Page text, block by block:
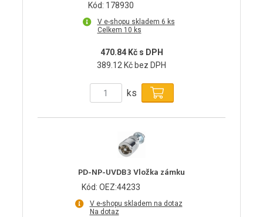
Kód: 178930
V e-shopu skladem 6 ks
Celkem 10 ks
470.84 Kč s DPH
389.12 Kč bez DPH
ks
PD-NP-UVDB3 Vložka zámku
Kód: OEZ:44233
V e-shopu skladem na dotaz
Na dotaz